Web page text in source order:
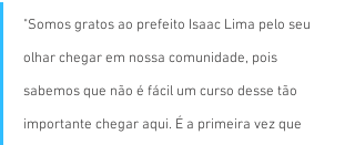
"Somos gratos ao prefeito Isaac Lima pelo seu
olhar chegar em nossa comunidade, pois
sabemos que não é fácil um curso desse tão
importante chegar aqui. É a primeira vez que